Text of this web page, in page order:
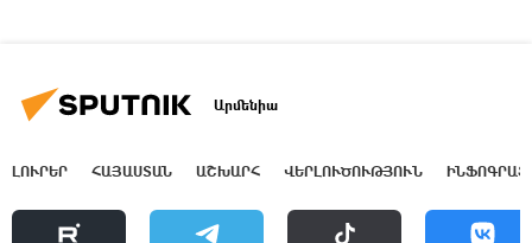
Արմենիա
ԼՈՒՐԵՐ ՀԱՅԱՍՏԱՆ ԱՇԽԱՐՀ ՎԵՐԼՈՒԾՈՒԹՅՈՒՆ